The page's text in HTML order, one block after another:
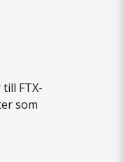
FTX-
som